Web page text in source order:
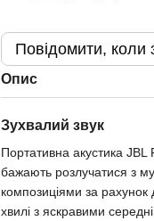
Повідомити, коли
Опис
Зухвалий звук
Портативна акустика JBL
бажають розлучатися з
композиціями за рахунок
хвилі з яскравими